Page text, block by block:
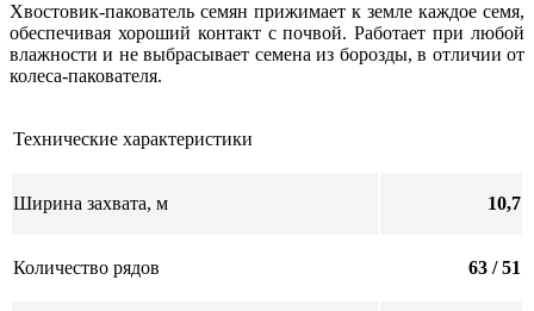
Хвостовик-пакователь семян прижимает к земле каждое семя,
обеспечивая хороший контакт с почвой. Работает при любой
влажности и не выбрасывает семена из борозды, в отличии от
колеса-пакователя.
Технические характеристики
Ширина захвата, м 10,7
Количество рядов 63 / 51